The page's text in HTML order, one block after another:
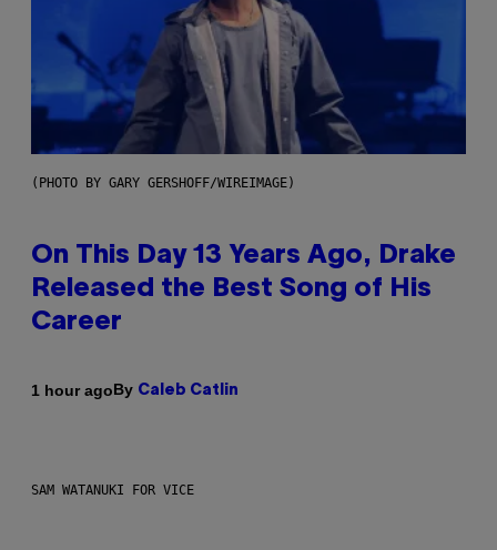
(PHOTO BY GARY GERSHOFF/WIREIMAGE)
On This Day 13 Years Ago, Drake
Released the Best Song of His
Career
1 hour agoBy Caleb Catlin
SAM WATANUKI FOR VICE